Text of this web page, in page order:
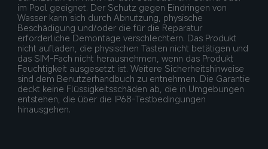
im Pool geeignet. Der Schutz gegen Eindringen von
Wasser kann sich durch Abnutzung, physische
Beschädigung und/oder die für die Reparatur
erforderliche Demontage verschlechtern. Das Produkt
nicht aufladen, die physischen Tasten nicht betätigen und
das SIM-Fach nicht herausnehmen, wenn das Produkt
Feuchtigkeit ausgesetzt ist. Weitere Sicherheitshinweise
sind dem Benutzerhandbuch zu entnehmen. Die Garantie
deckt keine Flüssigkeitsschäden ab, die in Umgebungen
entstehen, die über die IP68-Testbedingungen
hinausgehen.